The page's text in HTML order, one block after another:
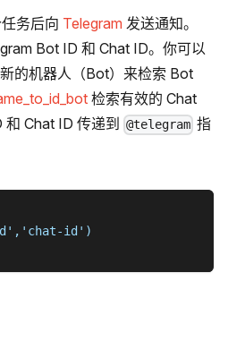
务后向 Telegram 发送通知。
Bot ID 和 Chat ID。你可以
的机器人（Bot）来检索 Bot
检索有效的 Chat
Chat ID 传递到
@telegram 指
id')